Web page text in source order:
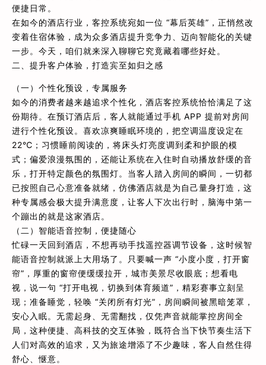
便捷日常。
在如今的酒店行业，客控系统宛如一位 “幕后英雄”，正悄然改
变着住宿体验，成为众多酒店提升竞争力、迈向智能化的关键
一步。今天，咱们就来深入聊聊它究竟藏着哪些好处。
二、提升客户体验，打造宾至如归之感
（一）个性化预设，专属服务
如今的消费者越来越追求个性化，酒店客控系统恰恰满足了这
份期待。在预订酒店后，客人就能通过手机 APP 提前对房间
进行个性化预设。喜欢凉爽睡眠环境的，把空调温度设定在
22℃；习惯睡前阅读的，将床头灯亮度调到柔和护眼的模
式；偏爱浪漫氛围的，还能让系统在入住时自动播放舒缓的音
乐，打开特定颜色的氛围灯。当客人踏入房间的瞬间，一切都
已按照自己心意准备就绪，仿佛酒店就是为自己量身打造，这
种专属感会极大提升满意度，让客人下次出行时，脑海中第一
个蹦出的就是这家酒店。
（二）智能语音控制，便捷随心
忙碌一天回到酒店，不想再动手找遥控器调节设备，这时候智
能语音控制就派上大用场了。只要喊一声 “小度小度，打开窗
帘”，厚重的窗帘便缓缓拉开，城市美景尽收眼底；想看电
视，说一句 “打开电视，切换到体育频道”，精彩赛事立刻呈
现；准备睡觉，轻唤 “关闭所有灯光”，房间瞬间被黑暗笼罩，
安心入眠。无需起身、无需翻找，仅凭声音就能掌控房间全
局，这种便捷、高科技的交互体验，既符合当下快节奏生活下
人们对高效的追求，又为旅途增添了不少趣味，客人自然住得
舒心、惬意。